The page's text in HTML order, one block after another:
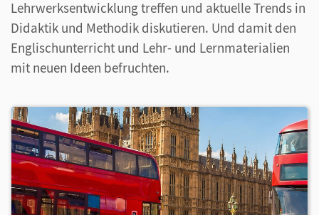
Lehrwerksentwicklung treffen und aktuelle Trends in
Didaktik und Methodik diskutieren. Und damit den
Englischunterricht und Lehr- und Lernmaterialien
mit neuen Ideen befruchten.